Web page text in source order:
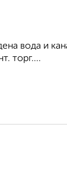
вода и
торг....